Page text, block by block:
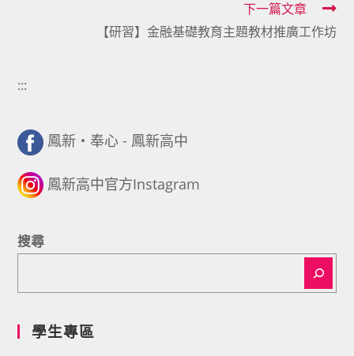
下一篇文章
【研習】金融基礎教育主題教材推廣工作坊
:::
鳳新・奉心 - 鳳新高中
鳳新高中官方Instagram
搜尋
學生專區